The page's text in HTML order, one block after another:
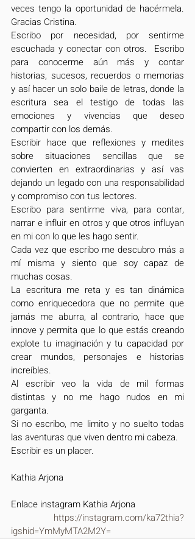
veces tengo la oportunidad de hacérmela.
Gracias Cristina.
Escribo por necesidad, por sentirme
escuchada y conectar con otros.  Escribo
para conocerme aún más y contar
historias, sucesos, recuerdos o memorias
y así hacer un solo baile de letras, donde la
escritura sea el testigo de todas las
emociones y vivencias que deseo
compartir con los demás.
Escribir hace que reflexiones y medites
sobre situaciones sencillas que se
convierten en extraordinarias y así vas
dejando un legado con una responsabilidad
y compromiso con tus lectores.
Escribo para sentirme viva, para contar,
narrar e influir en otros y que otros influyan
en mi con lo que les hago sentir.
Cada vez que escribo me descubro más a
mí misma y siento que soy capaz de
muchas cosas.
La escritura me reta y es tan dinámica
como enriquecedora que no permite que
jamás me aburra, al contrario, hace que
innove y permita que lo que estás creando
explote tu imaginación y tu capacidad por
crear mundos, personajes e historias
increíbles.
Al escribir veo la vida de mil formas
distintas y no me hago nudos en mi
garganta.
Si no escribo, me limito y no suelto todas
las aventuras que viven dentro mi cabeza.
Escribir es un placer.
Kathia Arjona
Enlace instagram Kathia Arjona
igshid=YmMyMTA2M2Y=